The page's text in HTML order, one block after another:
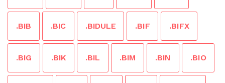
.BIB .BIC .BIDULE .BIF .BIFX
.BIG .BIK .BIL .BIM .BIN .BIO